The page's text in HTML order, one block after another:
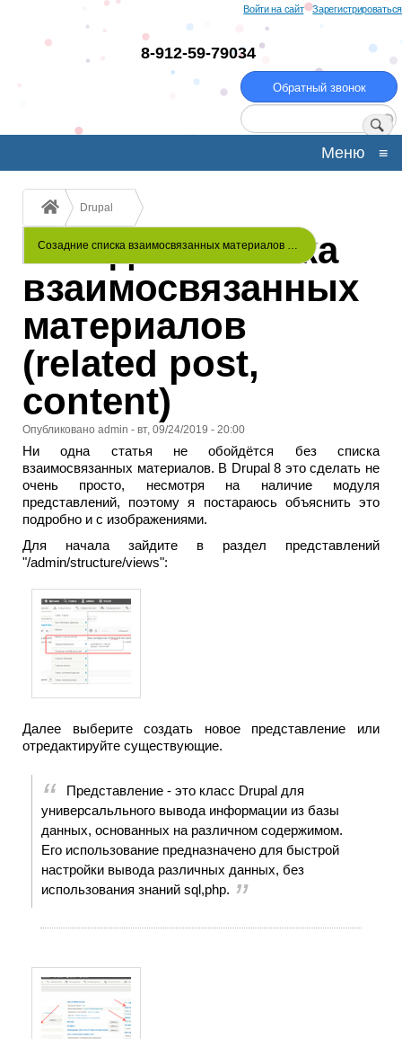
Перейти
основному
содержанию
Зарегистрироваться
Войти на сайт
8-912-59-79034
Обратный звонок
Поиск
Меню ≡
Строка
навигации
Drupal
Созадние списка взаимосвязанных материалов …
Созадние списка
взаимосвязанных
материалов
(related post,
content)
Опубликовано admin - вт, 09/24/2019 - 20:00
Ни одна статья не обойдётся без списка
взаимосвязанных материалов. В Drupal 8 это сделать не
очень просто, несмотря на наличие модуля
представлений, поэтому я постараюсь объяснить это
подробно и с изображениями.
Для начала зайдите в раздел представлений
"/admin/structure/views":
Далее выберите создать новое представление или
отредактируйте существующие.
Представление - это класс Drupal для
универсальльного вывода информации из базы
данных, основанных на различном содержимом.
Его использование предназначено для быстрой
настройки вывода различных данных, без
использования знаний sql,php.